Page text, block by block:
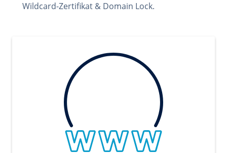
Wildcard-Zertifikat & Domain Lock.